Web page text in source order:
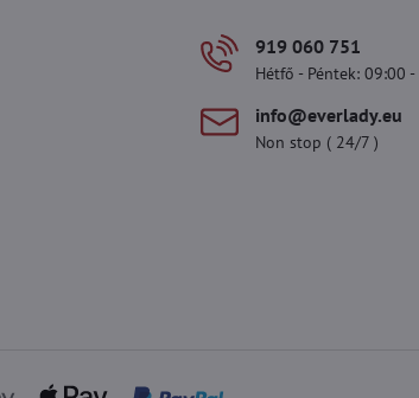
919 060 751
Hétfő - Péntek: 09:00
info​@everlady​.eu
Non stop ( 24/7 )